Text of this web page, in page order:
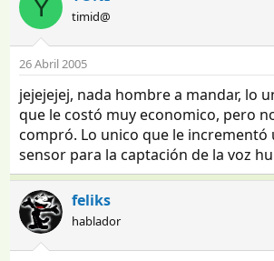
Y timid@
26 Abril 2005
jejejejej, nada hombre a mandar, lo
que le costó muy economico, pero
compró. Lo unico que le incrementó
sensor para la captación de la voz
feliks
hablador